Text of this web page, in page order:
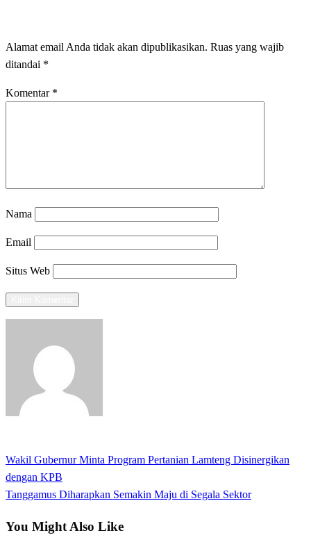
Alamat email Anda tidak akan dipublikasikan. Ruas yang wajib
ditandai *
Komentar *
Nama
Email
Situs Web
Navigasi
pos
Previous
Post
Wakil Gubernur Minta Program Pertanian Lamteng Disinergikan
dengan KPB
Next
Tanggamus Diharapkan Semakin Maju di Segala Sektor
You Might Also Like